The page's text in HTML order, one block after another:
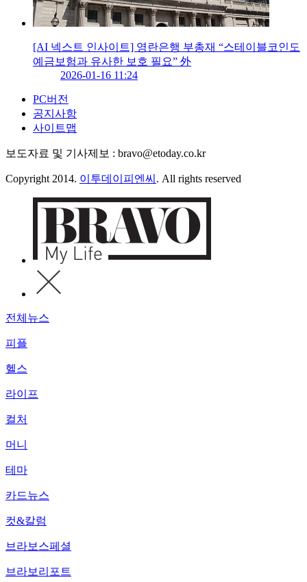
[AI 넥스트 인사이트] 영란은행 부총재 “스테이블코인도
예금보험과 유사한 보호 필요” 外
2026-01-16 11:24
PC버전
공지사항
사이트맵
보도자료 및 기사제보 : bravo@etoday.co.kr
Copyright 2014. 이투데이피엔씨 . All rights reserved
전체뉴스
피플
헬스
라이프
컬처
머니
테마
카드뉴스
컷&칼럼
브라보스페셜
브라보리포트